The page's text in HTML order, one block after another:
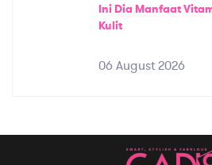
Ini Dia Manfaat
Kulit
06 August 2026